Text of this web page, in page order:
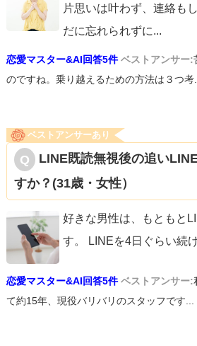
片思いは叶わず、連絡も
だに忘れられずに...
恋愛マスター&AI回答5件 ベストアンサー:
のですね。乗り越えるための方法は３つ考
ベストアンサーあり
LINE既読無視後の追い
すか？(31歳・女性）
好きな男性は、もともと
す。 LINEを4日ぐらい続
恋愛マスター&AI回答5件 ベストアンサー:
て約15年、現役バリバリのスタッフです...